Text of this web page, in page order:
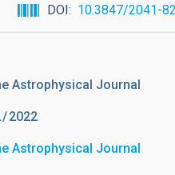
DOI 10.3847/2041-
Astrophysical Journal
2022
Astrophysical Journal